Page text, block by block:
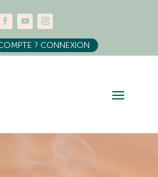
? CONNEXION